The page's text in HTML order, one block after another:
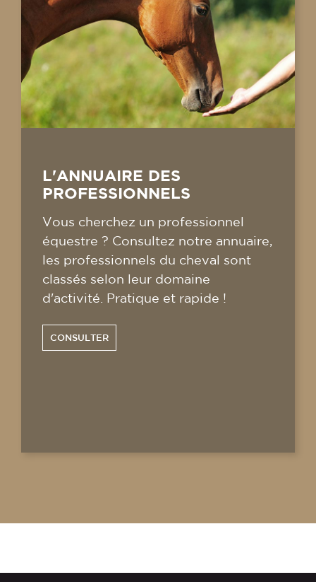
L'ANNUAIRE DES
PROFESSIONNELS
Vous cherchez un professionnel
équestre ? Consultez notre annuaire,
les professionnels du cheval sont
classés selon leur domaine
d'activité. Pratique et rapide !
CONSULTER